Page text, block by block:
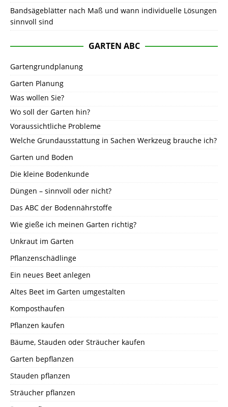
Bandsägeblätter nach Maß und wann individuelle Lösungen
sinnvoll sind
GARTEN ABC
Gartengrundplanung
Garten Planung
Was wollen Sie?
Wo soll der Garten hin?
Voraussichtliche Probleme
Welche Grundausstattung in Sachen Werkzeug brauche ich?
Garten und Boden
Die kleine Bodenkunde
Düngen – sinnvoll oder nicht?
Das ABC der Bodennährstoffe
Wie gieße ich meinen Garten richtig?
Unkraut im Garten
Pflanzenschädlinge
Ein neues Beet anlegen
Altes Beet im Garten umgestalten
Komposthaufen
Pflanzen kaufen
Bäume, Stauden oder Sträucher kaufen
Garten bepflanzen
Stauden pflanzen
Sträucher pflanzen